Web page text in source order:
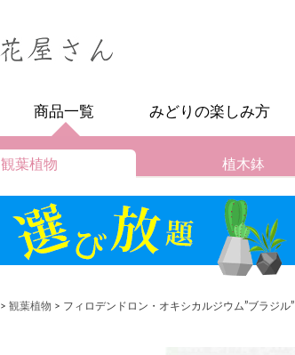
商品一覧 みどりの楽しみ方
観葉植物 植木鉢
観葉植物 フィロデンドロン・オキシカルジウム”ブラジル”